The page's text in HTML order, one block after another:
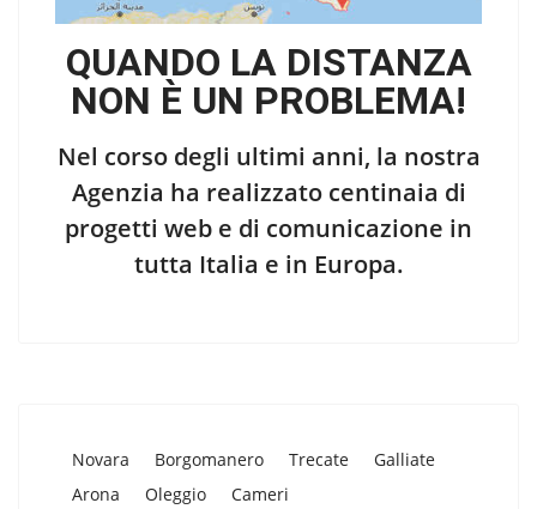
QUANDO LA DISTANZA
NON È UN PROBLEMA!
Nel corso degli ultimi anni, la nostra
Agenzia ha realizzato centinaia di
progetti web e di comunicazione in
tutta Italia e in Europa.
Novara Borgomanero Trecate
Galliate
Arona
Oleggio
Cameri